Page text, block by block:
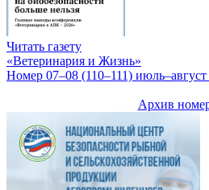
Читать газету
«Ветеринария и Жизнь»
Номер 07–08 (110–111) июль–август
Архив